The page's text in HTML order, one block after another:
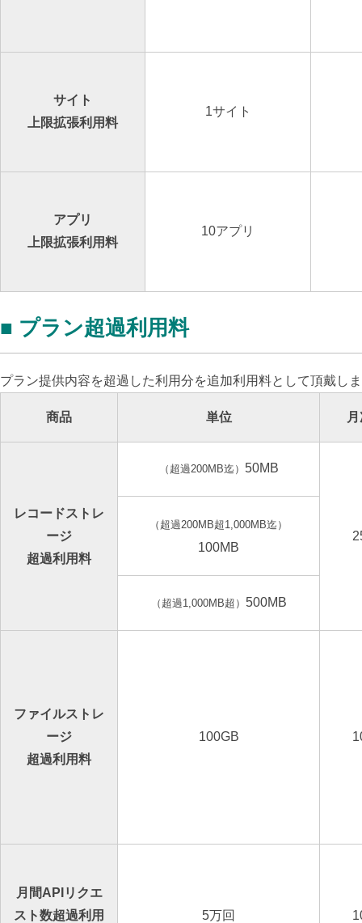
サイト
上限拡張利用料
1サイト
アプリ
上限拡張利用料
10アプリ
■ プラン超過利用料
プラン提供内容を超過した利用分を追加利用料として頂戴し
商品 単位
レコードストレ
ージ
超過利用料
（超過200MB迄） 50MB
（超過200MB超1,000MB迄）
100MB
（超過1,000MB超） 500MB
ファイルストレ
ージ
超過利用料
100GB
月間APIリクエ
スト数超過利用
5万回